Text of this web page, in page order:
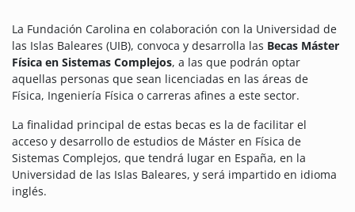
La Fundación Carolina en colaboración con la Universidad de
las Islas Baleares (UIB), convoca y desarrolla las Becas Máster
Física en Sistemas Complejos, a las que podrán optar
aquellas personas que sean licenciadas en las áreas de
Física, Ingeniería Física o carreras afines a este sector.
La finalidad principal de estas becas es la de facilitar el
acceso y desarrollo de estudios de Máster en Física de
Sistemas Complejos, que tendrá lugar en España, en la
Universidad de las Islas Baleares, y será impartido en idioma
inglés.